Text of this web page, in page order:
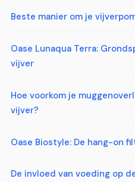
Beste manier om je
Oase Lunaqua Terra:
vijver
Hoe voorkom je
vijver?
Oase Biostyle: De hang-on
De invloed van voeding op